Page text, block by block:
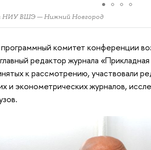
НИУ ВШЭ — Нижний Новгород
комитет конференции
редактор журнала
к рассмотрению, участвовали
и эконометрических журналов,